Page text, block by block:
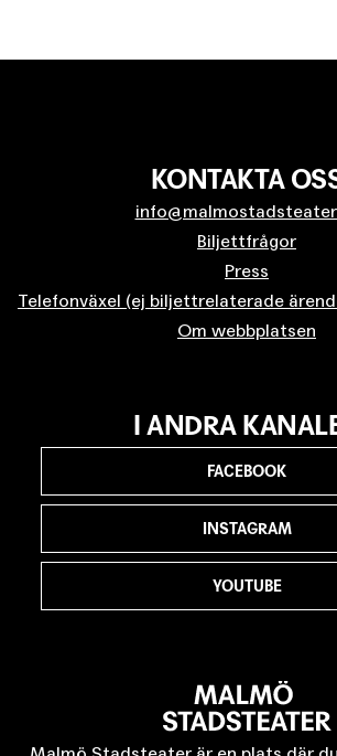
KONTAKTA
Biljettfrågor
Press
Telefonväxel (ej biljettrelaterade
Om webbplatsen
I ANDRA
FACEBOOK
INSTAGRAM
YOUTUBE